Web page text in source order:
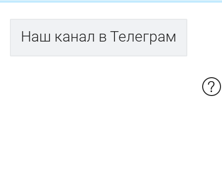
Наш канал в Телеграм